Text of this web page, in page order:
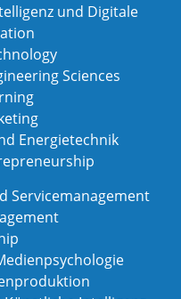
und Digitale
Sciences
Energietechnik
Servicemanagement